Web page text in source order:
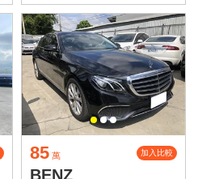
85 萬 加入比較
BENZ